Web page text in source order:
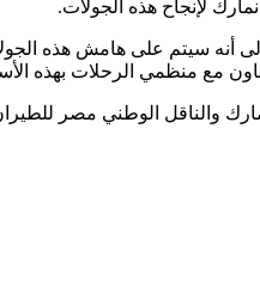
أنه سيتم على هامش هذه
مع منظمي الرحلات بهذه
والناقل الوطني مصر